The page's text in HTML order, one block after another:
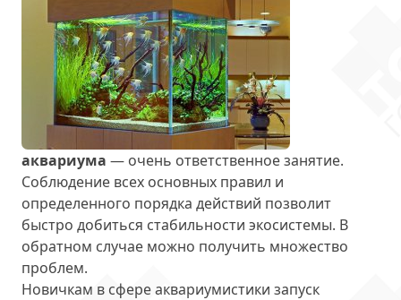
аквариума — очень ответственное занятие.
Соблюдение всех основных правил и
определенного порядка действий позволит
быстро добиться стабильности экосистемы. В
обратном случае можно получить множество
проблем.
Новичкам в сфере аквариумистики запуск